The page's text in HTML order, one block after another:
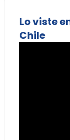
Lo viste
Chile